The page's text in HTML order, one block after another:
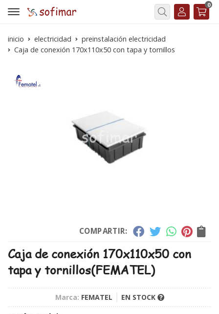
Buscar
0
inicio electricidad
preinstalación electricidad
Caja de conexión 170x110x50 con tapa y tornillos
COMPARTIR:
Caja de conexión 170x110x50 con
tapa y tornillos(FEMATEL)
Marca: FEMATEL EN STOCK